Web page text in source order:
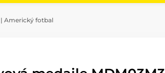
Americký fotbal